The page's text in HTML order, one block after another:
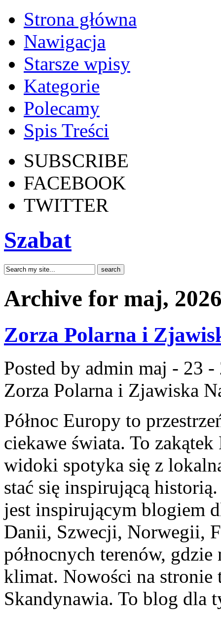
Strona główna
Nawigacja
Starsze wpisy
Kategorie
Polecamy
Spis Treści
SUBSCRIBE
FACEBOOK
TWITTER
Szabat
Archive for maj,
Zorza Polarna i
Posted by admin maj - 23 -
Zorza Polarna i Zjawiska
Północ Europy to
ciekawe świata. To
widoki spotyka się z
stać się inspirującą
jest inspirującym blogiem
Danii, Szwecji, Norwegii,
północnych terenów,
klimat. Nowości na
Skandynawia. To blog